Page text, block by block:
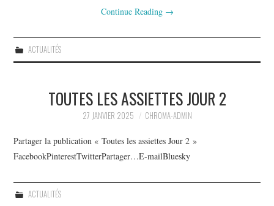
Continue Reading →
ACTUALITÉS
TOUTES LES ASSIETTES JOUR 2
27 JANVIER 2025 CHROMA-ADMIN
Partager la publication « Toutes les assiettes Jour 2 »
FacebookPinterestTwitterPartager…E-mailBluesky
ACTUALITÉS